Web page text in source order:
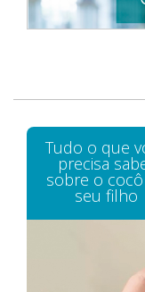
Tudo o que
precisa
sobre o
seu filho